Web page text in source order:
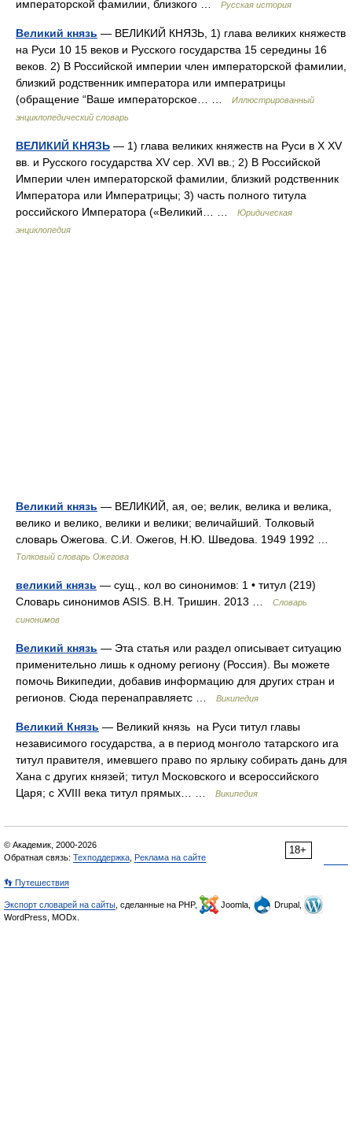
императорской фамилии, близкого …
Русская история
Великий князь — ВЕЛИКИЙ КНЯЗЬ, 1) глава великих княжеств
на Руси 10 15 веков и Русского государства 15 середины 16
веков. 2) В Российской империи член императорской фамилии,
близкий родственник императора или императрицы
(обращение “Ваше императорское… …
Иллюстрированный
энциклопедический словарь
ВЕЛИКИЙ КНЯЗЬ — 1) глава великих княжеств на Руси в X XV
вв. и Русского государства XV сер. XVI вв.; 2) В Российской
Империи член императорской фамилии, близкий родственник
Императора или Императрицы; 3) часть полного титула
российского Императора («Великий… …
Юридическая
энциклопедия
Великий князь — ВЕЛИКИЙ, ая, ое; велик, велика и велика,
велико и велико, велики и велики; величайший. Толковый
словарь Ожегова. С.И. Ожегов, Н.Ю. Шведова. 1949 1992 …
Толковый словарь Ожегова
великий князь — сущ., кол во синонимов: 1 • титул (219)
Словарь синонимов ASIS. В.Н. Тришин. 2013 …
Словарь
синонимов
Великий князь — Эта статья или раздел описывает ситуацию
применительно лишь к одному региону (Россия). Вы можете
помочь Википедии, добавив информацию для других стран и
регионов. Сюда перенаправляетс …
Википедия
Великий Князь — Великий князь на Руси титул главы
независимого государства, а в период монголо татарского ига
титул правителя, имевшего право по ярлыку собирать дань для
Хана с других князей; титул Московского и всероссийского
Царя; с XVIII века титул прямых… …
Википедия
18+
© Академик, 2000-2026
Обратная связь: Техподдержка Реклама на сайте
👣 Путешествия
Экспорт словарей на сайты , сделанные на PHP, Joomla,
Drupal,
WordPress, MODx.